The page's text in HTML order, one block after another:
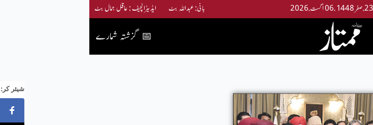
بانی: عبداللہ بٹ ایڈیٹرانچیف : عاقل جمال بٹ
گزشتہ شمارے 📅
:شیئر کر